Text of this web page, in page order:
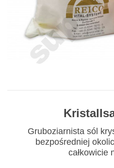
Gruboziarnista sól
bezpośredniej
całkowicie